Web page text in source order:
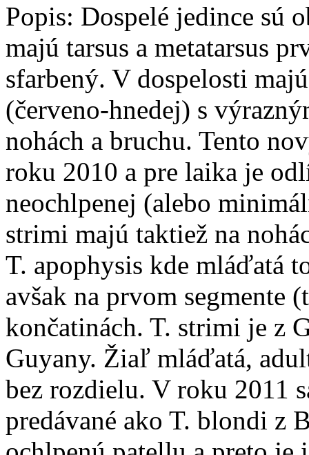
Popis: Dospelé jedince sú
majú tarsus a metatarsus
sfarbený. V dospelosti
(červeno-hnedej) s
nohách a bruchu. Tento
roku 2010 a pre laika je
neochlpenej (alebo
strimi majú taktiež na
T. apophysis kde mláďatá
avšak na prvom segmente
končatinách. T. strimi je z
Guyany. Žiaľ mláďatá,
bez rozdielu. V roku 2011
predávané ako T. blondi z